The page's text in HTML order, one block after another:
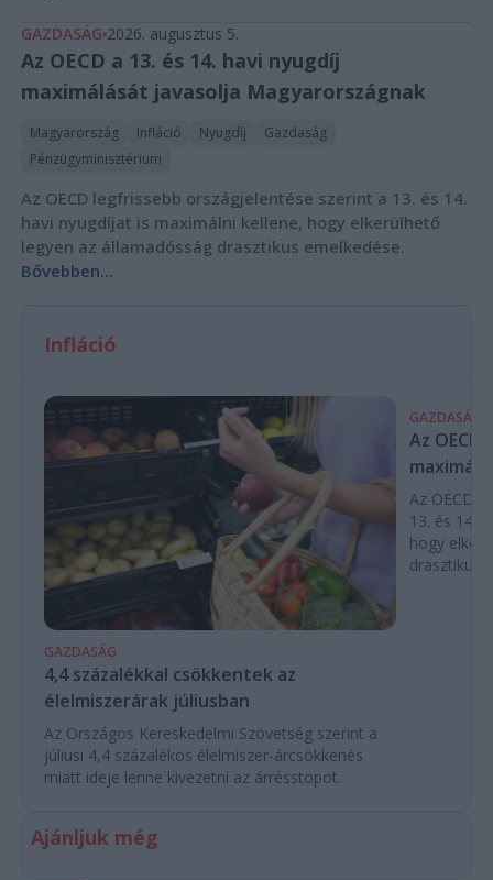
GAZDASÁG 2026. augusztus 5.
Az OECD a 13. és 14. havi nyugdíj
maximálását javasolja Magyarországnak
Magyarország Infláció Nyugdíj
Gazdaság
Pénzügyminisztérium
Az OECD legfrissebb országjelentése szerint a 13. és 14.
havi nyugdíjat is maximálni kellene, hogy elkerülhető
legyen az államadósság drasztikus emelkedése.
Bővebben...
Infláció
GAZDASÁG
4,4 százalékkal csökkentek az
élelmiszerárak júliusban
Az Országos Kereskedelmi Szövetség szerint a
júliusi 4,4 százalékos élelmiszer-árcsökkenés
miatt ideje lenne kivezetni az árrésstopot.
GAZDASÁG
Az OECD
Az OECD
13. és 14.
hogy
drasztikus
Ajánljuk még